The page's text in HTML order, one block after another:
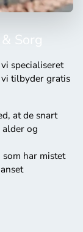
Sorg
specialiseret
tilbyder gratis
at de snart
alder og
har mistet